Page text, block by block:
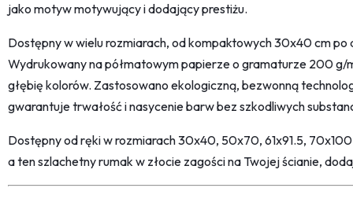
jako motyw motywujący i dodający prestiżu.
Dostępny w wielu rozmiarach, od kompaktowych 30x40 cm po
Wydrukowany na półmatowym papierze o gramaturze 200 g/
głębię kolorów. Zastosowano ekologiczną, bezwonną
gwarantuje trwałość i nasycenie barw bez szkodliwych
Dostępny od ręki w rozmiarach 30x40, 50x70, 61x91.5,
a ten szlachetny rumak w złocie zagości na Twojej ścianie,